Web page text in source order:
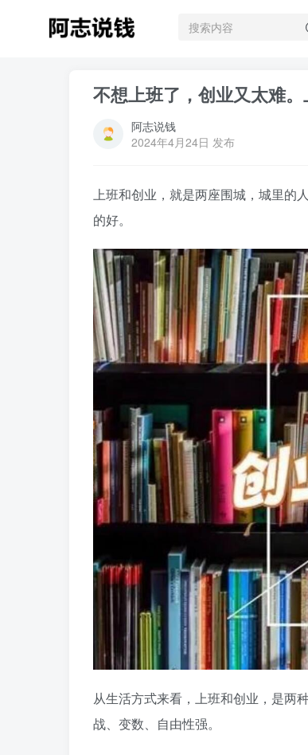
不想上班了，创业又太难
阿志说钱
2024年4月24日 发布
上班和创业，就是两座围城，城里的
的好。
从生活方式来看，上班和创业，是两
战、变数、自由性强。